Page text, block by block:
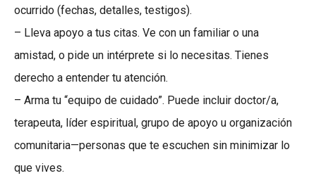
ocurrido (fechas, detalles, testigos).
– Lleva apoyo a tus citas. Ve con un familiar o una
amistad, o pide un intérprete si lo necesitas. Tienes
derecho a entender tu atención.
– Arma tu “equipo de cuidado”. Puede incluir doctor/a,
terapeuta, líder espiritual, grupo de apoyo u organización
comunitaria—personas que te escuchen sin minimizar lo
que vives.